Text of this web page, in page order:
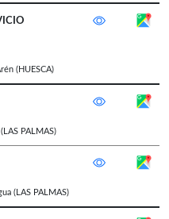
(HUESCA)
(LAS PALMAS)
(LAS PALMAS)